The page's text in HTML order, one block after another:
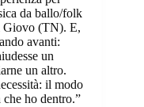
da ballo/folk
Giovo (TN). E,
avanti:
un
un altro.
il modo
ho dentro.”